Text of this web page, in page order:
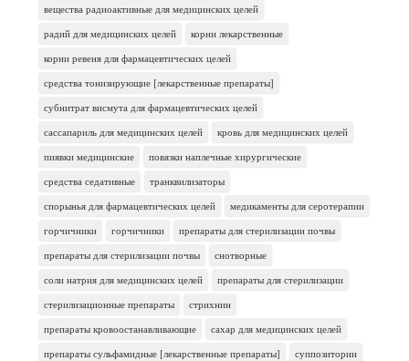
вещества радиоактивные для медицинских целей
радий для медицинских целей
корни лекарственные
корни ревеня для фармацевтических целей
средства тонизирующие [лекарственные препараты]
субнитрат висмута для фармацевтических целей
сассапариль для медицинских целей
кровь для медицинских целей
пиявки медицинские
повязки наплечные хирургические
средства седативные
транквилизаторы
спорынья для фармацевтических целей
медикаменты для серотерапии
горчичники
горчичники
препараты для стерилизации почвы
препараты для стерилизации почвы
снотворные
соли натрия для медицинских целей
препараты для стерилизации
стерилизационные препараты
стрихнин
препараты кровоостанавливающие
сахар для медицинских целей
препараты сульфамидные [лекарственные препараты]
суппозитории